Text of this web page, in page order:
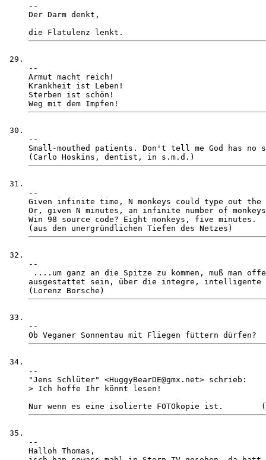
--
Der Darm denkt,
--
Armut macht reich!
Krankheit ist Leben!
Sterben ist schön!
--
Small-mouthed patients. Don't tell me God has no
--
Given infinite time, N monkeys could type out the
Or, given N minutes, an infinite number of
Win 98 source code? Eight monkeys, five minutes.
--
....um ganz an die Spitze zu kommen, muß man
ausgestattet sein, über die integre, intelligente
--
--
"Jens Schlüter" <HuggyBearDE@gmx.net> schrieb:
> Ich hoffe Ihr könnt lesen!
--
Halloh Thomas,